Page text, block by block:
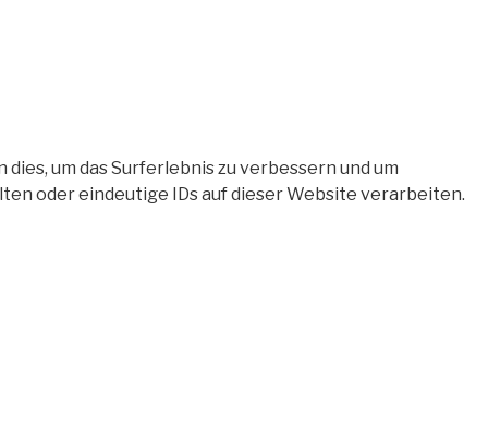
um das Surferlebnis zu verbessern und um
oder eindeutige IDs auf dieser Website verarbeiten.